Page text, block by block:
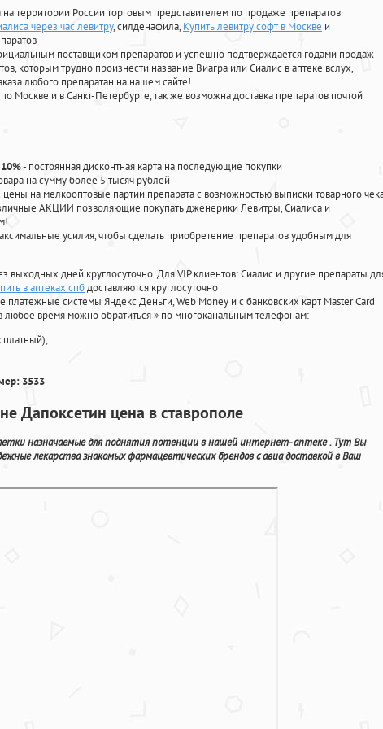
территории России торговым представителем по продаже препаратов
через час левитру, силденафила, Купить левитру софт в Москве и
поставщиком препаратов и успешно подтверждается годами продаж
которым трудно произнести название Виагра или Сиалис в аптеке вслух,
любого препаратан на нашем сайте!
Москве и в Санкт-Петербурге, так же возможна доставка препаратов почтой
- постоянная дисконтная карта на последующие покупки
на сумму более 5 тысяч рублей
на мелкооптовые партии препарата с возможностью выписки товарного
АКЦИИ позволяющие покупать дженерики Левитры, Сиалиса и
усилия, чтобы сделать приобретение препаратов удобным для
выходных дней круглосуточно. Для VIP клиентов: Сиалис и другие препараты
в аптеках спбдоставляются круглосуточно
системы Яндекс Деньги, Web Money и с банковских карт Master Card
любое время можно обратиться» по многоканальным телефонам:
3533
Дапоксетин цена в ставрополе
назначаемые для поднятия потенции в нашей интернет- аптеке . Тут Вы
лекарства знакомых фармацевтических брендов с авиа доставкой в Ваш